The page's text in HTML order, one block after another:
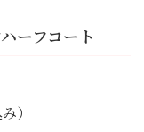
ーフコート
）